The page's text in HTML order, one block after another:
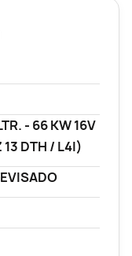
- 66 KW 16V
13 DTH / L4I)